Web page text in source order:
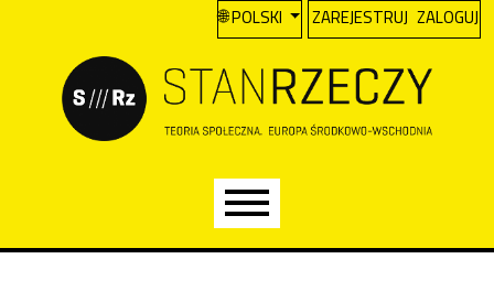
Przejdź do głównego menuCHANGE THE LANGUAGE. THE
POLSKI ZAREJESTRUJ ZALOGUJ